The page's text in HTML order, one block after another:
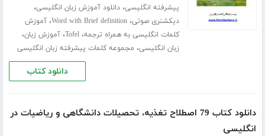
پیشرفته انگلیسی،دانلود آموزش زبان انگلیسی،
دیکشنری صوتی،Word with Brief definition،آموزش
کلمات انگلیسی به همراه ترجمه،Tofel،آموزش زبان،
زبان انگلیسی، مجموعه کلمات پیشرفته زبان انگلیسی
دانلود کتاب
دانلود کتاب 79 اصطلاح تغذیه، تحصیلات دانشگاهی و ریاضیات در
انگلیسی